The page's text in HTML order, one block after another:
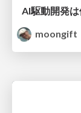
moongift